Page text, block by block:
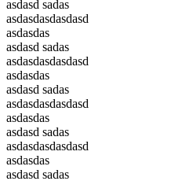
asdasd sadas
asdasdasdasdasd
asdasdas
asdasd sadas
asdasdasdasdasd
asdasdas
asdasd sadas
asdasdasdasdasd
asdasdas
asdasd sadas
asdasdasdasdasd
asdasdas
asdasd sadas